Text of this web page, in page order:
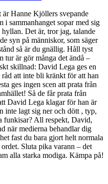
Hanne Kjöllers svepande
sammanhanget sopar med sig
Det är, tror jag, talande
syn på människor, som säger
så är du gnällig. Håll tyst
är gör många det ändå –
skillnad: David Lega ges en
råd att inte bli kränkt för att han
ges ingen scen att prata från
Så de får prata från
David Lega klagar för han är
inte lagt sig ner och dött , typ,
funkisar? All respekt, David,
när medierna behandlar dig
fast du bara gjort helt normala
Sluta pika varann – det
alla starka modiga. Kämpa på!